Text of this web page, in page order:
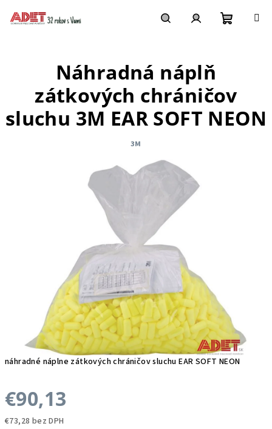
náhradné náplne zátkových chráničov sluchu EAR SOFT NEON
€90,13
€73,28 bez DPH
Náhradná náplň
zátkových chráničov
sluchu 3M EAR SOFT NEON
3M